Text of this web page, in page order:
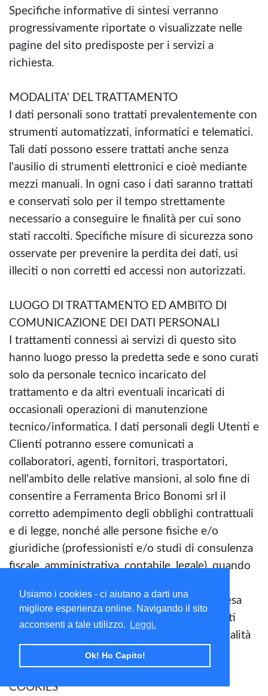
Usiamo i cookies - ci aiutano a darti una
migliore esperienza online. Navigando il sito
acconsenti a tale utilizzo.
Leggi.
Ok! Ho Capito!
Specifiche informative di sintesi verranno
progressivamente riportate o visualizzate nelle
pagine del sito predisposte per i servizi a
richiesta.
MODALITA' DEL TRATTAMENTO
I dati personali sono trattati prevalentemente con
strumenti automatizzati, informatici e telematici.
Tali dati possono essere trattati anche senza
l'ausilio di strumenti elettronici e cioè mediante
mezzi manuali. In ogni caso i dati saranno trattati
e conservati solo per il tempo strettamente
necessario a conseguire le finalità per cui sono
stati raccolti. Specifiche misure di sicurezza sono
osservate per prevenire la perdita dei dati, usi
illeciti o non corretti ed accessi non autorizzati.
LUOGO DI TRATTAMENTO ED AMBITO DI
COMUNICAZIONE DEI DATI PERSONALI
I trattamenti connessi ai servizi di questo sito
hanno luogo presso la predetta sede e sono curati
solo da personale tecnico incaricato del
trattamento e da altri eventuali incaricati di
occasionali operazioni di manutenzione
tecnico/informatica. I dati personali degli Utenti e
Clienti potranno essere comunicati a
collaboratori, agenti, fornitori, trasportatori,
nell'ambito delle relative mansioni, al solo fine di
consentire a Ferramenta Brico Bonomi srl il
corretto adempimento degli obblighi contrattuali
e di legge, nonché alle persone fisiche e/o
giuridiche (professionisti e/o studi di consulenza
fiscale, amministrativa, contabile, legale), quando
svolgimento dell'attività di vendita e d'impresa
della ditta o all'adempimento dei conseguenti
obblighi di legge, o comunque per le sole finalità
COOKIES